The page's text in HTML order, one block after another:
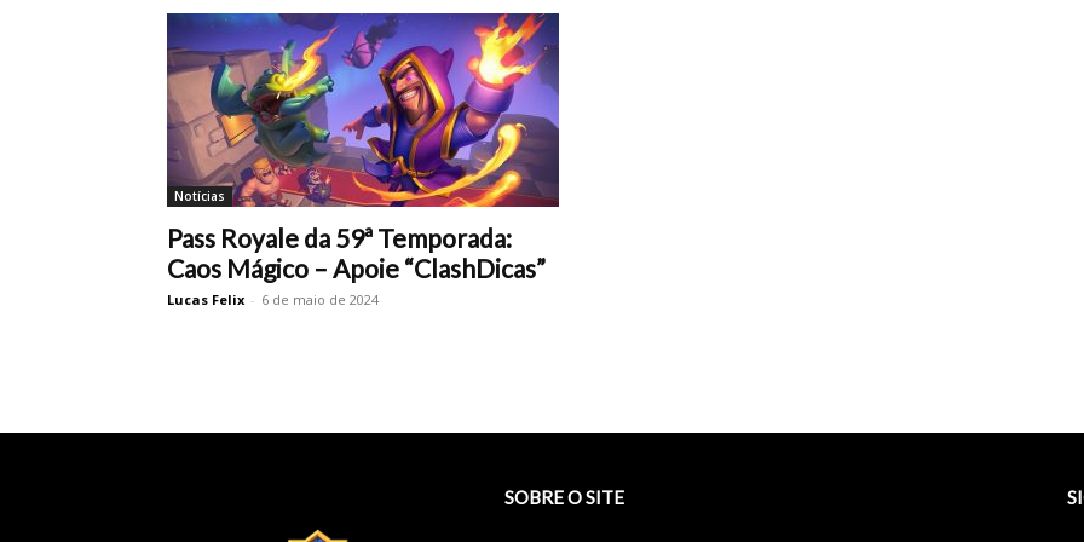
Notícias
Pass Royale da 59ª Temporada:
Caos Mágico – Apoie “ClashDicas”
Lucas Felix - 6 de maio de 2024
SOBRE O SITE